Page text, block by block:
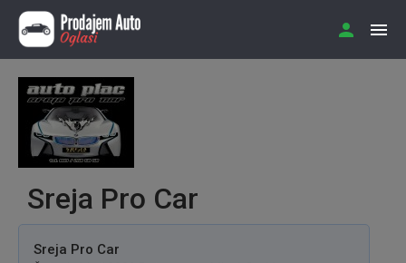
Sreja Pro Car
Sreja Pro Car